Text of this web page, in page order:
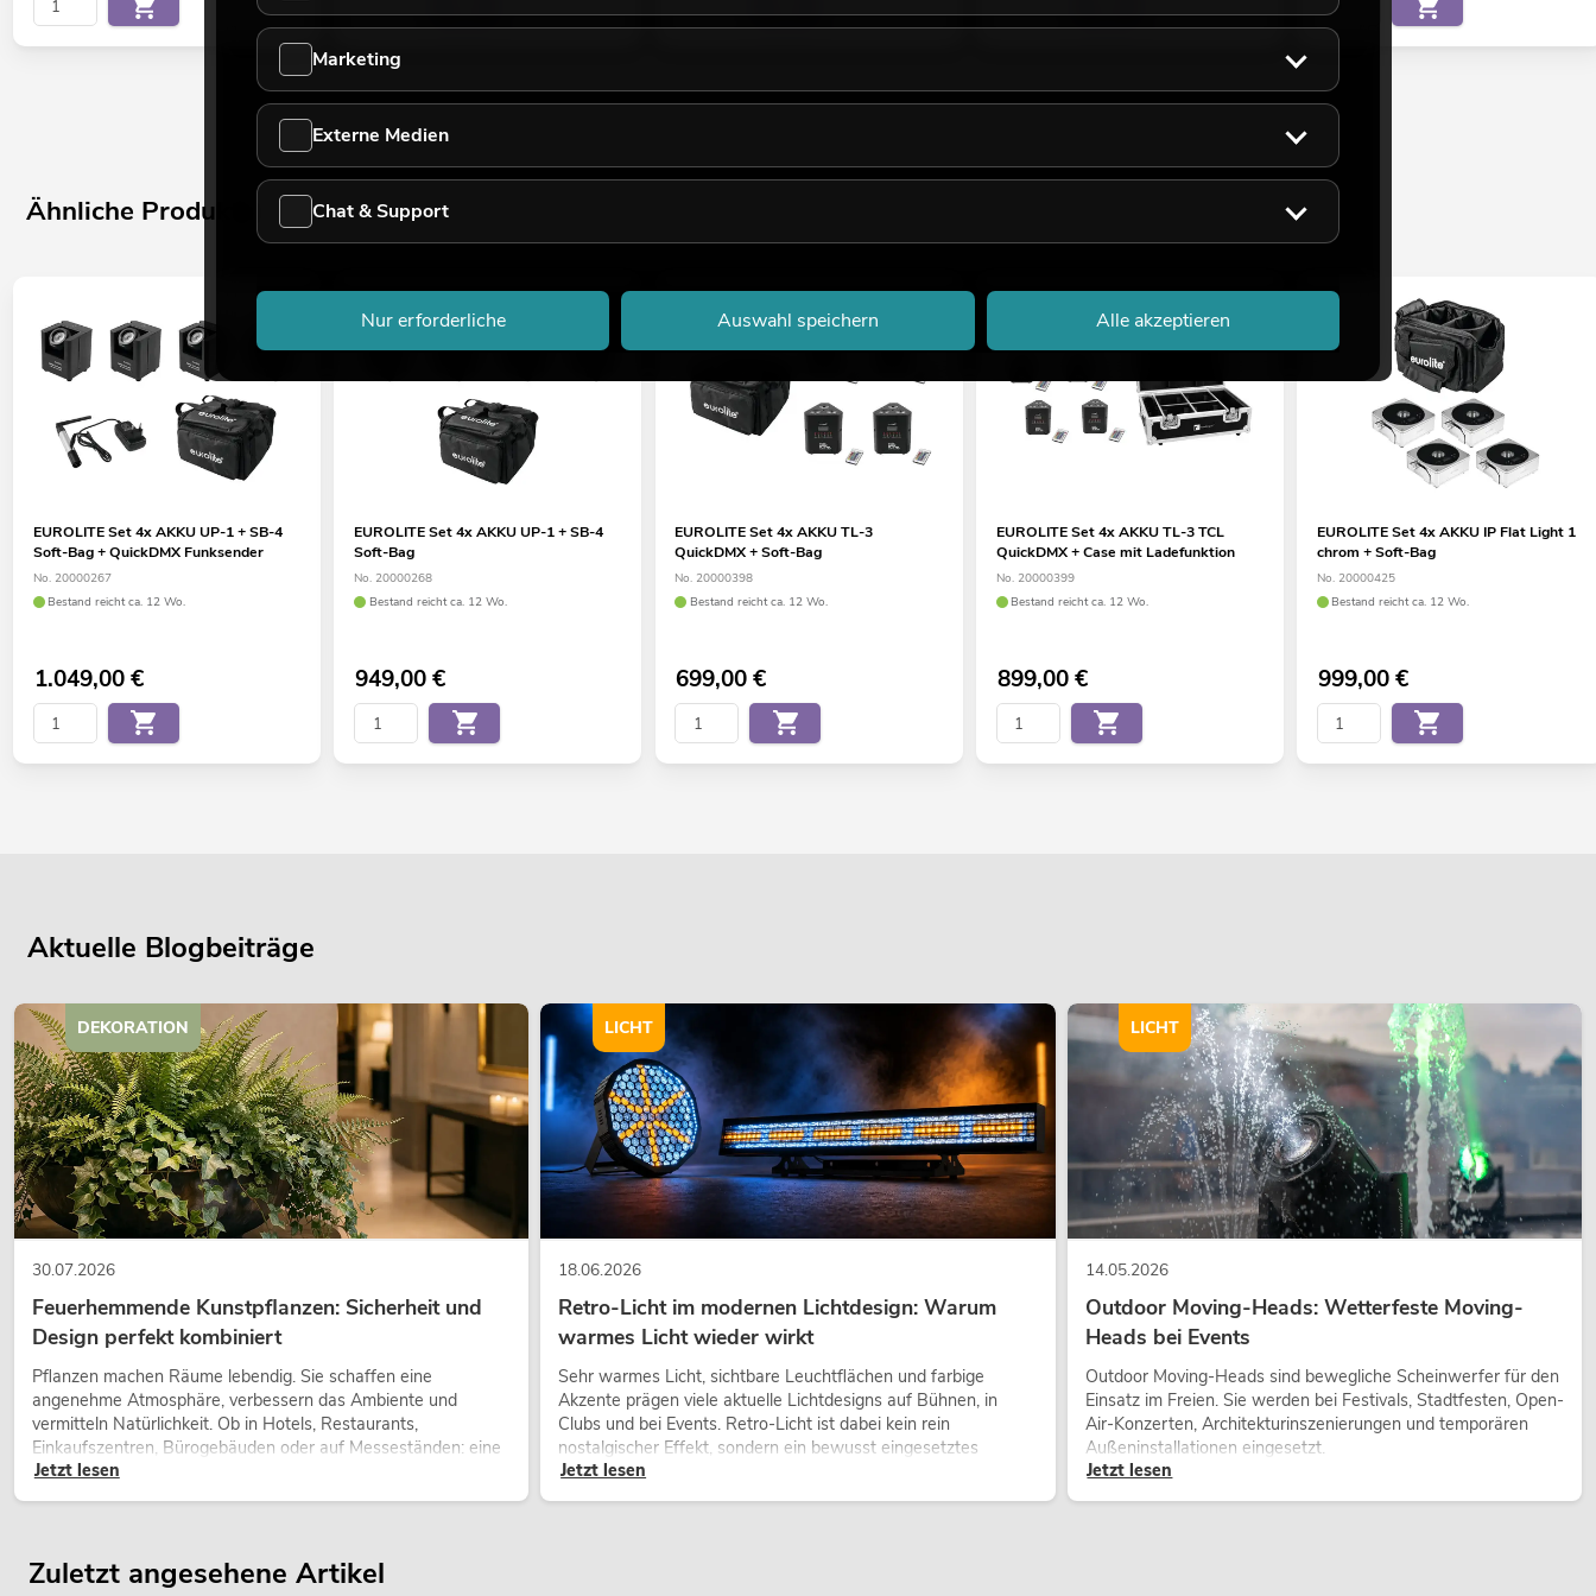
Verschließbar über
4 x Lenkrollen davon 2 mit Feststellbremse Ø 100 mm
Ähnliche Produkte
EUROLITE Set 4x AKKU UP-1 + SB-4
Soft-Bag + QuickDMX Funksender
No. 20000267
Bestand reicht ca. 12 Wo.
1.049,00€
EUROLITE Set 4x AKKU UP-1 + SB-4
Soft-Bag
No. 20000268
Bestand reicht ca. 12 Wo.
949,00€
EUROLITE Set 4x AKKU TL-3
QuickDMX + Soft-Bag
No. 20000398
Bestand reicht ca. 12 Wo.
699,00€
EUROLITE Set 4x AKKU TL-3 TCL
QuickDMX + Case mit Ladefunktion
No. 20000399
Bestand reicht ca. 12 Wo.
899,00€
EUROLITE Set 4x AKKU IP Flat Light 1
chrom + Soft-Bag
No. 20000425
Bestand reicht ca. 12 Wo.
999,00€
Aktuelle Blogbeiträge
30.07.2026
Feuerhemmende Kunstpflanzen: Sicherheit und
Design perfekt kombiniert
Pflanzen machen Räume lebendig. Sie schaffen eine
angenehme Atmosphäre, verbessern das Ambiente und
vermitteln Natürlichkeit. Ob in Hotels, Restaurants,
Einkaufszentren, Bürogebäuden oder auf Messeständen: eine
hochwertige Begrünung gehört heute längst zum modernen
Raumkonzept.
Jetzt lesen
DEKORATION
18.06.2026
Retro-Licht im modernen Lichtdesign: Warum
warmes Licht wieder wirkt
Sehr warmes Licht, sichtbare Leuchtflächen und farbige
Akzente prägen viele aktuelle Lichtdesigns auf Bühnen, in
Clubs und bei Events. Retro-Licht ist dabei kein rein
nostalgischer Effekt, sondern ein bewusst eingesetztes
Gestaltungsmittel: Es schafft Atmosphäre, gibt Szenen
Charakter und kann technische LED-Setups emotionaler
Jetzt lesen
LICHT
14.05.2026
Outdoor Moving-Heads: Wetterfeste Moving-
Heads bei Events
Outdoor Moving-Heads sind bewegliche Scheinwerfer für den
Einsatz im Freien. Sie werden bei Festivals, Stadtfesten, Open-
Air-Konzerten, Architekturinszenierungen und temporären
Außeninstallationen eingesetzt.
Jetzt lesen
LICHT
Zuletzt angesehene Artikel
Marketing
Externe Medien
Chat & Support
Nur erforderliche Auswahl speichern Alle akzeptieren